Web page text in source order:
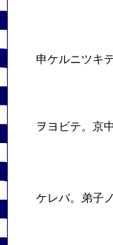
申ケルニツキ
ヲヨビテ。京
ケレバ。弟子